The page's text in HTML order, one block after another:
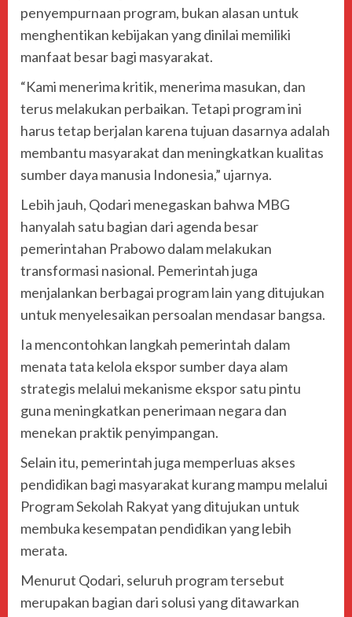
penyempurnaan program, bukan alasan untuk
menghentikan kebijakan yang dinilai memiliki
manfaat besar bagi masyarakat.
“Kami menerima kritik, menerima masukan, dan
terus melakukan perbaikan. Tetapi program ini
harus tetap berjalan karena tujuan dasarnya adalah
membantu masyarakat dan meningkatkan kualitas
sumber daya manusia Indonesia,” ujarnya.
Lebih jauh, Qodari menegaskan bahwa MBG
hanyalah satu bagian dari agenda besar
pemerintahan Prabowo dalam melakukan
transformasi nasional. Pemerintah juga
menjalankan berbagai program lain yang ditujukan
untuk menyelesaikan persoalan mendasar bangsa.
Ia mencontohkan langkah pemerintah dalam
menata tata kelola ekspor sumber daya alam
strategis melalui mekanisme ekspor satu pintu
guna meningkatkan penerimaan negara dan
menekan praktik penyimpangan.
Selain itu, pemerintah juga memperluas akses
pendidikan bagi masyarakat kurang mampu melalui
Program Sekolah Rakyat yang ditujukan untuk
membuka kesempatan pendidikan yang lebih
merata.
Menurut Qodari, seluruh program tersebut
merupakan bagian dari solusi yang ditawarkan